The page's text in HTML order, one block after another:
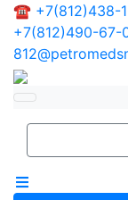
☎ +7(812)438-
+7(812)490-67-